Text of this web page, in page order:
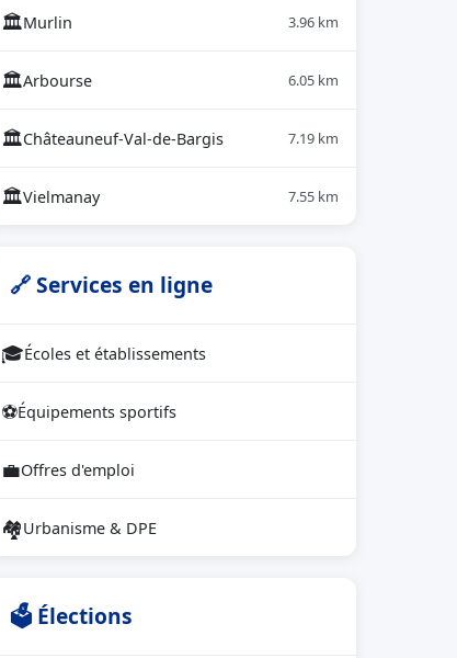
🏛Murlin 3.96 km
🏛Arbourse 6.05 km
🏛Châteauneuf-Val-de-Bargis 7.19 km
🏛Vielmanay 7.55 km
🔗 Services en ligne
🎓Écoles et établissements
⚽Équipements sportifs
💼Offres d'emploi
🏘Urbanisme & DPE
🗳 Élections